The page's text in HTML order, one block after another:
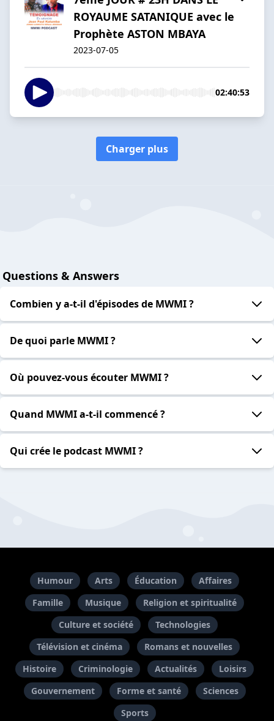
ROYAUME SATANIQUE avec le
Prophète ASTON MBAYA
2023-07-05
02:40:53
Charger plus
Questions & Answers
Combien y a-t-il d'épisodes de MWMI ?
De quoi parle MWMI ?
Où pouvez-vous écouter MWMI ?
Quand MWMI a-t-il commencé ?
Qui crée le podcast MWMI ?
Humour Arts Éducation
Affaires
Famille
Musique
Religion et spiritualité
Culture et société
Technologies
Télévision et cinéma
Romans et nouvelles
Histoire
Criminologie Actualités
Loisirs
Gouvernement
Forme et santé
Sciences
Sports